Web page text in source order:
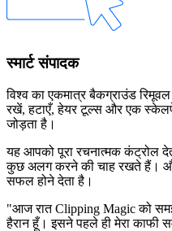
स्मार्ट संपादक
विश्व का एकमात्र बैकग्राउंड
रखें,हटाएँ,हेयरटूल्स और एक
जोड़ता है।
यह आपको पूरा रचनात्मक कंट्रोल
कुछ अलग करने की चाह रखते हैं।
सफल होने देता है।
"आज रात Clipping Magic को
हैरान हूँ। इसने पहले ही मेरा काफी